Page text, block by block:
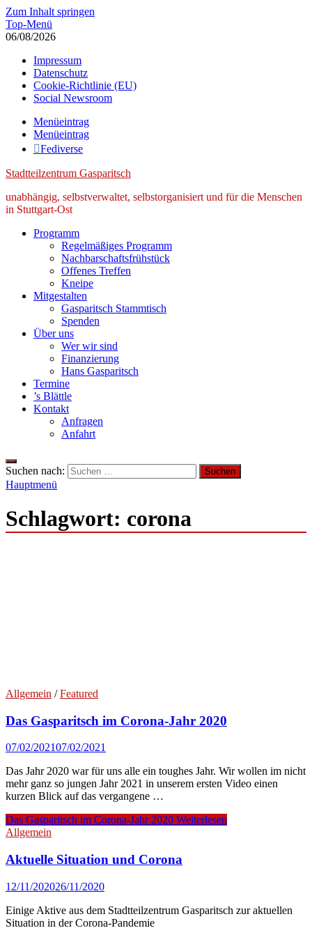
Zum Inhalt springen
Top-Menü
06/08/2026
Impressum
Datenschutz
Cookie-Richtlinie (EU)
Social Newsroom
Menüeintrag
Menüeintrag
Fediverse
Stadtteilzentrum Gasparitsch
unabhängig, selbstverwaltet, selbstorganisiert und für die Menschen
in Stuttgart-Ost
Programm
Regelmäßiges Programm
Nachbarschaftsfrühstück
Offenes Treffen
Kneipe
Mitgestalten
Gasparitsch Stammtisch
Spenden
Über uns
Wer wir sind
Finanzierung
Hans Gasparitsch
Termine
’s Blättle
Kontakt
Anfragen
Anfahrt
Suchen nach:
Hauptmenü
Schlagwort: corona
Allgemein /Featured
Das Gasparitsch im Corona-Jahr 2020⁠
07/02/202107/02/2021
Das Jahr 2020 war für uns alle ein toughes Jahr. Wir wollen im nicht
mehr ganz so jungen Jahr 2021 in unserem ersten Video einen
kurzen Blick auf das vergangene …
Das Gasparitsch im Corona-Jahr 2020⁠ Weiterlesen
Allgemein
Aktuelle Situation und Corona
12/11/202026/11/2020
Einige Aktive aus dem Stadtteilzentrum Gasparitsch zur aktuellen
Situation in der Corona-Pandemie